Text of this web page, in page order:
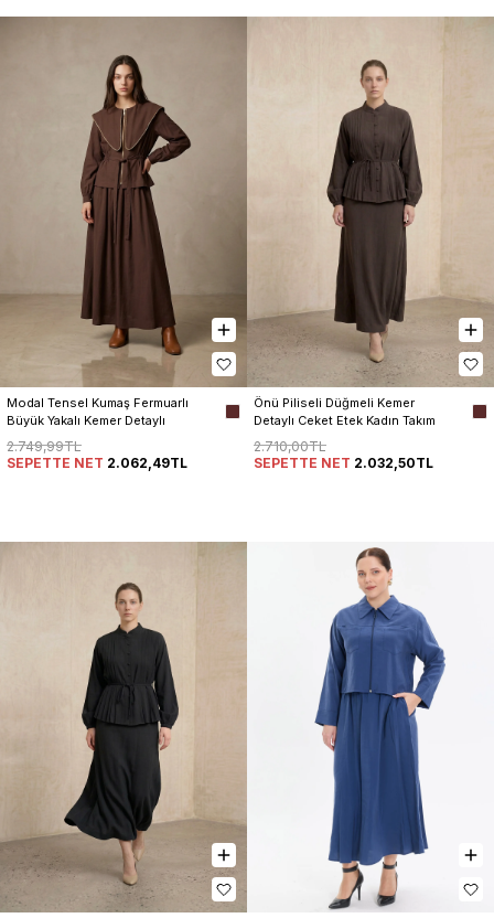
Modal Tensel Kumaş Fermuarlı
Büyük Yakalı Kemer Detaylı
Ceket Etek Kadın Takım
2.749,99TL
SEPETTE NET 2.062,49TL
Önü Piliseli Düğmeli Kemer
Detaylı Ceket Etek Kadın Takım
2.710,00TL
SEPETTE NET 2.032,50TL